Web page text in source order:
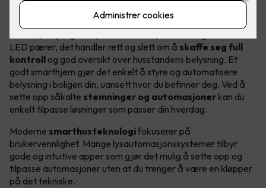
Hva er egentlig smart lysstyring?
LED pærer, det handler rett og slett om å skaffe seg full
kontroll og god oversikt over husstandens belysning. Et
godt smarthjem gjør det enkelt å styre og automatisere
belysning i boligen din, uansett hvor du befinner deg. Ved å
sette opp såkalte stemninger og automasjoner kan du
enkelt tilpasse løsninger som passer din hverdag.
Moderne smarthusteknologifokuserer på
brukervennlighet. Mange lysautomasjonssystemer tilbyr
gode og intuitive apper som gjør det mulig å sette opp og
tilpasse automasjoner uten at du trenger å være en kløpper
på det tekniske.